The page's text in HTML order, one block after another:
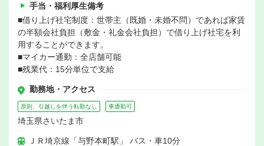
手当・福利厚生備考
■借り上げ社宅制度：世帯主（既婚・未婚不問）であれば家賃
の半額会社負担（敷金・礼金会社負担）で借り上げ社宅を利
用することができます。
■マイカー通勤：全店舗可能
■残業代：15分単位で支給
勤務地・アクセス
原則、引越しを伴う転勤なし 車通勤可
埼玉県さいたま市
ＪＲ埼京線「与野本町駅」 バス・車10分